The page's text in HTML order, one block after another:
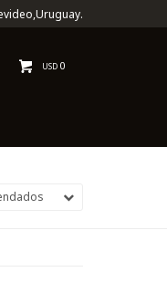
USD 0